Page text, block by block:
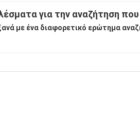
για την αναζήτηση
με ένα διαφορετικό ερώτημα